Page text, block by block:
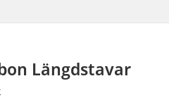
Längdstavar